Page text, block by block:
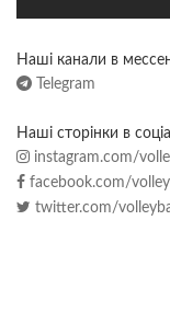
Наші канали в
Telegram
Наші сторінки в
instagram.com/
facebook.com/
twitter.com/